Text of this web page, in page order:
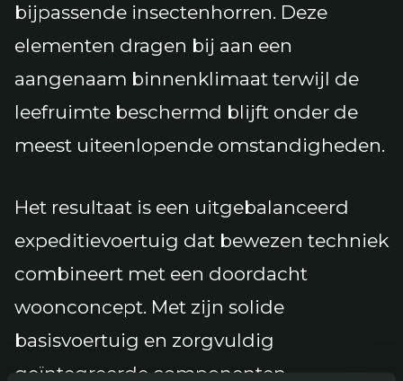
bijpassende insectenhorren. Deze
elementen dragen bij aan een
aangenaam binnenklimaat terwijl de
leefruimte beschermd blijft onder de
meest uiteenlopende omstandigheden.
Het resultaat is een uitgebalanceerd
expeditievoertuig dat bewezen techniek
combineert met een doordacht
woonconcept. Met zijn solide
basisvoertuig en zorgvuldig
geïntegreerde componenten